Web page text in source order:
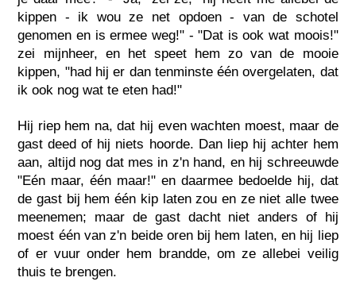
kippen - ik wou ze net opdoen - van de schotel
genomen en is ermee weg!" - "Dat is ook wat moois!"
zei mijnheer, en het speet hem zo van de mooie
kippen, "had hij er dan tenminste één overgelaten, dat
ik ook nog wat te eten had!"
Hij riep hem na, dat hij even wachten moest, maar de
gast deed of hij niets hoorde. Dan liep hij achter hem
aan, altijd nog dat mes in z'n hand, en hij schreeuwde
"Eén maar, één maar!" en daarmee bedoelde hij, dat
de gast bij hem één kip laten zou en ze niet alle twee
meenemen; maar de gast dacht niet anders of hij
moest één van z'n beide oren bij hem laten, en hij liep
of er vuur onder hem brandde, om ze allebei veilig
thuis te brengen.